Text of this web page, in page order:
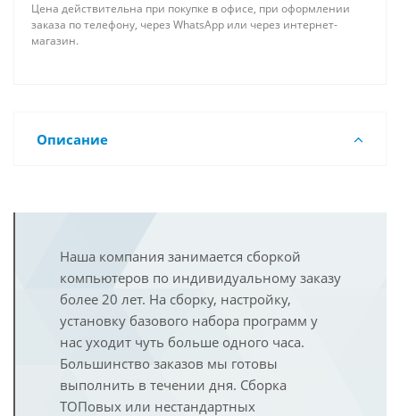
Цена действительна при покупке в офисе, при оформлении
заказа по телефону, через WhatsApp или через интернет-
магазин.
Описание
Наша компания занимается сборкой
компьютеров по индивидуальному заказу
более 20 лет. На сборку, настройку,
установку базового набора программ у
нас уходит чуть больше одного часа.
Большинство заказов мы готовы
выполнить в течении дня. Сборка
ТОПовых или нестандартных